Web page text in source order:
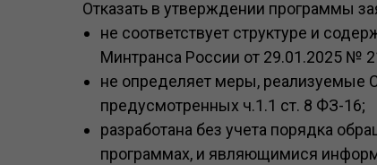
Отказать в утверждении программы
не соответствует структуре и
Минтранса России от 29.01.2025 №
не определяет меры, реализуемые
предусмотренных ч.1.1 ст. 8 ФЗ-16;
разработана без учета порядка
программах, и являющимися